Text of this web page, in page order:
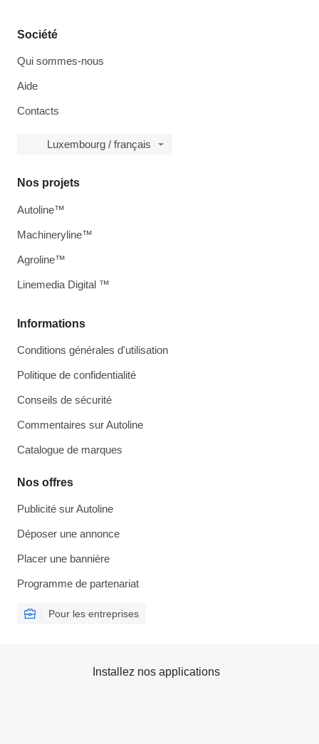
Société
Qui sommes-nous
Aide
Contacts
Luxembourg / français
Informations
Conditions générales d'utilisation
Politique de confidentialité
Conseils de sécurité
Commentaires sur Autoline
Catalogue de marques
Nos offres
Publicité sur Autoline
Déposer une annonce
Placer une bannière
Programme de partenariat
Pour les entreprises
Nos projets
Autoline™
Machineryline™
Agroline™
Linemedia Digital ™
Installez nos applications